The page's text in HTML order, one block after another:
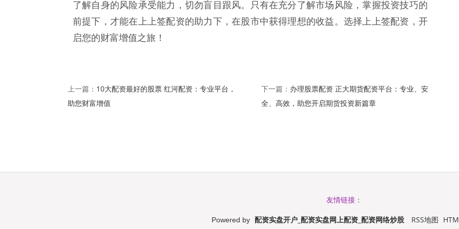
了解自身的风险承受能力，切勿盲目跟风。只有在充分了解市场风险，掌握投资技巧的
前提下，才能在上上签配资的助力下，在股市中获得理想的收益。选择上上签配资，开
启您的财富增值之旅！
上一篇： 10大配资最好的股票 红河配资：专业平台，
助您财富增值
下一篇： 办理股票配资 正大期货配资平台：专业、安
全、高效，助您开启期货投资新篇章
友情链接：
Powered by 配资实盘开户_配资实盘网上配资_配资网络炒股 RSS地图